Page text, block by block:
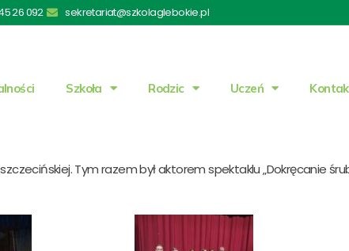
26 092 sekretariat@szkolaglebokie.pl
Szkoła Rodzic Uczeń
Tym razem był aktorem spektaklu „Dokręcanie